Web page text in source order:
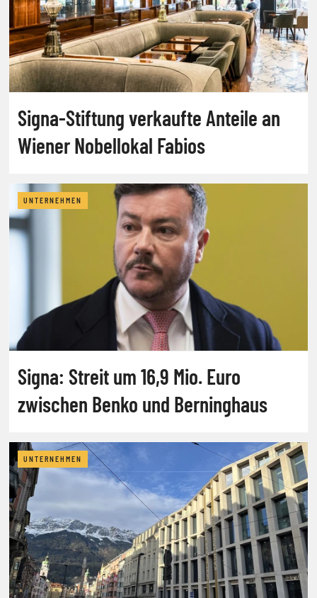
Signa-Stiftung verkaufte Anteile an
Wiener Nobellokal Fabios
UNTERNEHMEN
Signa: Streit um 16,9 Mio. Euro
zwischen Benko und Berninghaus
UNTERNEHMEN